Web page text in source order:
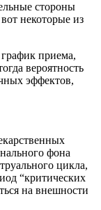
стороны
некоторые из
приема,
вероятность
эффектов,
фона
цикла,
“критических
на внешности